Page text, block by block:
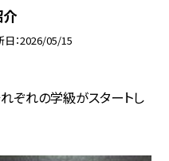
日 2026/05/15
ぞれの学級がスタートし